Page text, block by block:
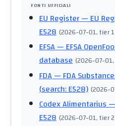
FONTI UFFICIALI
EU Register— EU
E528 (2026-07-01, tier 1
EFSA— EFSA
database (2026-07-01
FDA— FDA
(search: E528) (2026-
Codex Alimentarius—
E528 (2026-07-01, tier 2